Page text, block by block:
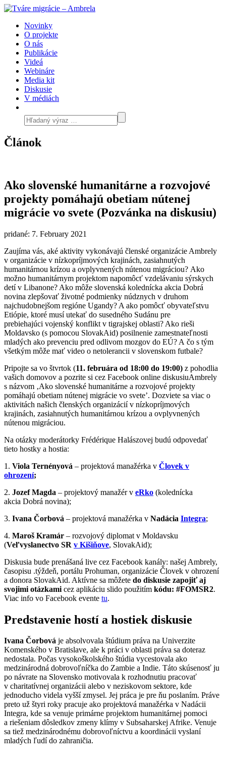
Novinky
O projekte
O nás
Publikácie
Videá
Webináre
Media kit
Diskusie
V médiách
Článok
Ako slovenské humanitárne a rozvojové
projekty pomáhajú obetiam nútenej
migrácie vo svete (Pozvánka na diskusiu)
pridané: 7. February 2021
Zaujíma vás, aké aktivity vykonávajú členské organizácie Ambrely
v organizácie v nízkopríjmových krajinách, zasiahnutých
humanitárnou krízou a ovplyvnených nútenou migráciou? Ako
možno humanitárnym projektom napomôcť vzdelávaniu sýrskych
detí v Libanone? Ako môže slovenská kolednícka akcia Dobrá
novina zlepšovať životné podmienky núdznych v druhom
najchudobnejšom regióne Ugandy? A ako pomôcť obyvateľstvu
Etiópie, ktoré musí utekať do susedného Sudánu pre
prebiehajúci vojenský konflikt v tigrajskej oblasti? Ako rieši
Moldavsko (s pomocou SlovakAid) posilnenie zamestnateľnosti
mladých ako prevenciu pred odlivom mozgov do EÚ? A čo s tým
všetkým môže mať video o netolerancii v slovenskom futbale?
Pripojte sa vo štvrtok (11. februára od 18:00 do 19:00) z pohodlia
vašich domovov a pozrite si cez Facebook online diskusiuAmbrely
s názvom ‚Ako slovenské humanitárne a rozvojové projekty
pomáhajú obetiam nútenej migrácie vo svete’. Dozviete sa viac o
aktivitách našich členských organizácií v nízkopríjmových
krajinách, zasiahnutých humanitárnou krízou a ovplyvnených
nútenou migráciou.
Na otázky moderátorky Frédérique Halászovej budú odpovedať
tieto hostky a hostia:
1. Viola Ternényová – projektová manažérka v Človek v
ohrození;
2. Jozef Magda – projektový manažér v eRko (kolednícka
akcia Dobrá novina);
3. Ivana Čorbová – projektová manažérka v Nadácia Integra;
4. Maroš Kramár – rozvojový diplomat v Moldavsku
(Veľvyslanectvo SR v Kišiňove, SlovakAid);
Diskusia bude prenášaná live cez Facebook kanály: našej Ambrely,
časopisu .týždeň, portálu Prohuman, organizácie Človek v ohrození
a donora SlovakAid. Aktívne sa môžete do diskusie zapojiť aj
svojimi otázkami cez aplikáciu slido použitím kódu: #FOMSR2.
Viac info vo Facebook evente tu.
Predstavenie hostí a hostiek diskusie
Ivana Čorbová je absolvovala štúdium práva na Univerzite
Komenského v Bratislave, ale k práci v oblasti práva sa doteraz
nedostala. Počas vysokoškolského štúdia vycestovala ako
medzinárodná dobrovoľníčka do Zambie a Indie. Táto skúsenosť ju
po návrate na Slovensko motivovala k rozhodnutiu pracovať
v charitatívnej organizácii alebo v neziskovom sektore, kde
jednoducho videla vyšší zmysel. Jej práca je pre ňu poslaním. Práve
preto už štyri roky pracuje ako projektová manažérka v Nadácii
Integra, kde sa venuje primárne projektom humanitárnej pomoci
a riešeniam dôsledkov zmeny klímy v Subsaharskej Afrike. Venuje
sa tiež medzinárodnému dobrovoľníctvu a koordinácii vyslaní
mladých ľudí do zahraničia.